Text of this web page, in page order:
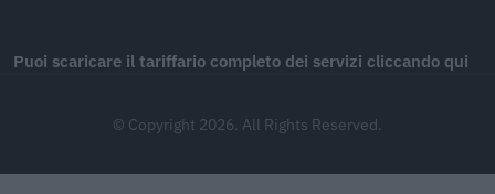
Puoi scaricare il tariffario completo dei servizi cliccando qui
© Copyright 2026. All Rights Reserved.